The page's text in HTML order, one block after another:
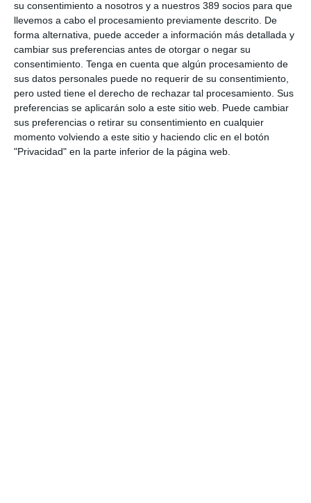
su consentimiento a nosotros y a nuestros 389 socios para que
llevemos a cabo el procesamiento previamente descrito. De
forma alternativa, puede acceder a información más detallada y
cambiar sus preferencias antes de otorgar o negar su
consentimiento. Tenga en cuenta que algún procesamiento de
sus datos personales puede no requerir de su consentimiento,
pero usted tiene el derecho de rechazar tal procesamiento. Sus
preferencias se aplicarán solo a este sitio web. Puede cambiar
sus preferencias o retirar su consentimiento en cualquier
momento volviendo a este sitio y haciendo clic en el botón
"Privacidad" en la parte inferior de la página web.
Si quiere recibir diariamente y GRATIS noticias como esta,
pinche aquí.
LO ÚLTIMO
Allianz gana un 15,5% más en el semestre y confirma sus
objetivos para 2026
Generali dispara un 51,4% el beneficio operativo del negocio de
No Vida en España en el semestre